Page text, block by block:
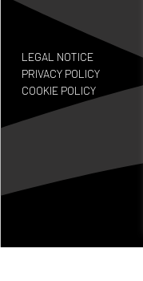
LEGAL NOTICE
PRIVACY POLICY
COOKIE POLICY